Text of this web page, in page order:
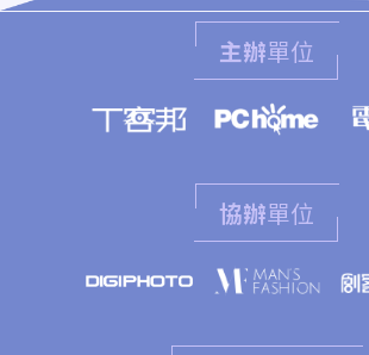
主辦單位
協辦單位